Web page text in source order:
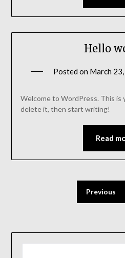
Hello
Posted on March
Welcome to WordPress. This is
delete it, then start writing!
Read
Previous